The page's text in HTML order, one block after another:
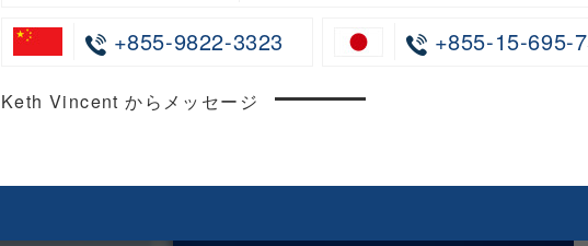
+855-9822-3323
+855-15-695-
Keth Vincent からメッセージ